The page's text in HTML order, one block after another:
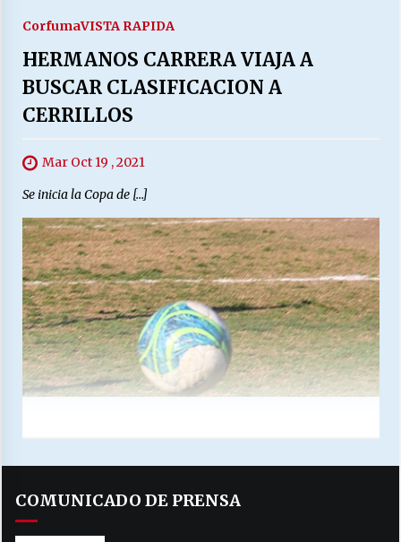
CorfumaVISTA RAPIDA
HERMANOS CARRERA VIAJA A
BUSCAR CLASIFICACION A
CERRILLOS
Mar Oct 19 , 2021
Se inicia la Copa de […]
COMUNICADO DE PRENSA